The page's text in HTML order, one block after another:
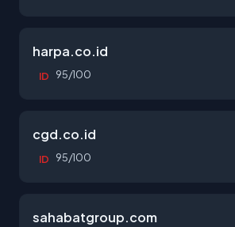
harpa.co.id
ID 95/100
cgd.co.id
ID 95/100
sahabatgroup.com